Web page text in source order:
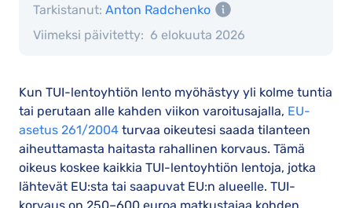
Viimeksi päivitetty: 6 elokuuta 2026
Tarkistanut: Anton Radchenko
Kun TUI-lentoyhtiön lento myöhästyy yli kolme tuntia
tai perutaan alle kahden viikon varoitusajalla, EU-
asetus 261/2004 turvaa oikeutesi saada tilanteen
aiheuttamasta haitasta rahallinen korvaus. Tämä
oikeus koskee kaikkia TUI-lentoyhtiön lentoja, jotka
lähtevät EU:sta tai saapuvat EU:n alueelle. TUI-